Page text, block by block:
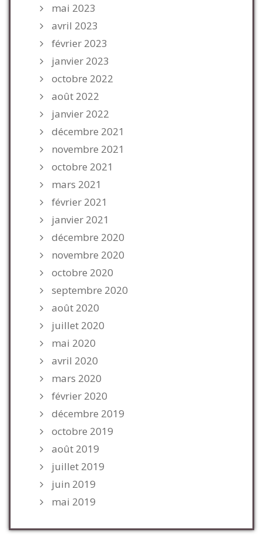
mai 2023
avril 2023
février 2023
janvier 2023
octobre 2022
août 2022
janvier 2022
décembre 2021
novembre 2021
octobre 2021
mars 2021
février 2021
janvier 2021
décembre 2020
novembre 2020
octobre 2020
septembre 2020
août 2020
juillet 2020
mai 2020
avril 2020
mars 2020
février 2020
décembre 2019
octobre 2019
août 2019
juillet 2019
juin 2019
mai 2019